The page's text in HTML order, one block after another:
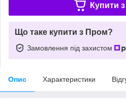
Купити з
Що таке купити з Пром?
Замовлення під захистом
Опис Характеристики